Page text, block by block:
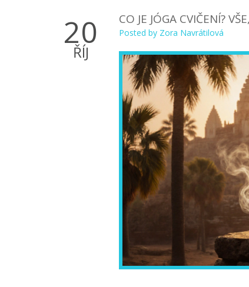
20
ŘÍJ
CO JE JÓGA CVIČENÍ?
Posted by Zora Navrátilová